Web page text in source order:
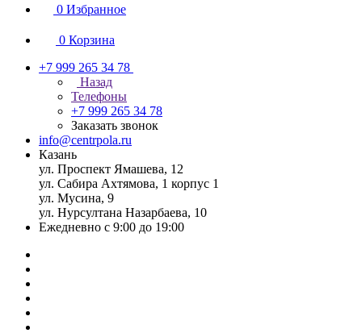
0 Избранное
0 Корзина
+7 999 265 34 78
Назад
Телефоны
+7 999 265 34 78
Заказать звонок
info@centrpola.ru
Казань
ул. Проспект Ямашева, 12
ул. Сабира Ахтямова, 1 корпус 1
ул. Мусина, 9
ул. Нурсултана Назарбаева, 10
Ежедневно с 9:00 до 19:00